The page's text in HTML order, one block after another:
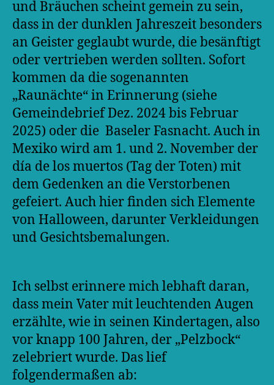
und Bräuchen scheint gemein zu sein,
dass in der dunklen Jahreszeit besonders
an Geister geglaubt wurde, die besänftigt
oder vertrieben werden sollten. Sofort
kommen da die sogenannten
„Raunächte“ in Erinnerung (siehe
Gemeindebrief Dez. 2024 bis Februar
2025) oder die Baseler Fasnacht. Auch in
Mexiko wird am 1. und 2. November der
día de los muertos (Tag der Toten) mit
dem Gedenken an die Verstorbenen
gefeiert. Auch hier finden sich Elemente
von Halloween, darunter Verkleidungen
und Gesichtsbemalungen.
Ich selbst erinnere mich lebhaft daran,
dass mein Vater mit leuchtenden Augen
erzählte, wie in seinen Kindertagen, also
vor knapp 100 Jahren, der „Pelzbock“
zelebriert wurde. Das lief
folgendermaßen ab: